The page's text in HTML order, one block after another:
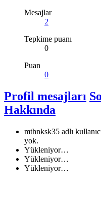
Mesajlar
2
Tepkime puanı
0
Puan
0
Profil mesajları
Hakkında
mthnksk35 adlı
yok.
Yükleniyor…
Yükleniyor…
Yükleniyor…